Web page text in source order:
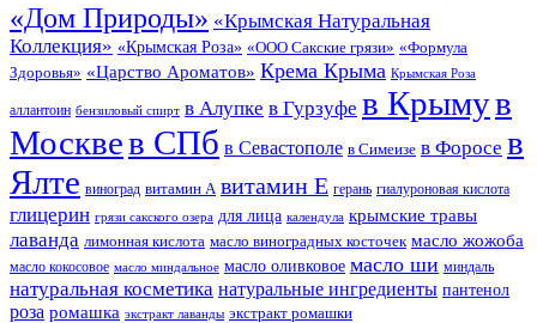
«Дом Природы» «Крымская Натуральная
Коллекция» «Крымская Роза» «ООО Сакские грязи» «Формула
Здоровья» «Царство Ароматов» Крема Крыма Крымская Роза
аллантоин бензиловый спирт в Алупке в Гурзуфе в Крымув
Москвев СПб в Севастополе в Симеизе в Форосе в
Ялте виноград витамин А витамин Е герань гиалуроновая кислота
глицерин грязи сакского озера для лица календула крымские травы
лаванда лимонная кислота масло виноградных косточек масло жожоба
масло кокосовое масло миндальное масло оливковое масло ши миндаль
натуральная косметика натуральные ингредиенты пантенол
роза ромашка экстракт лаванды экстракт ромашки